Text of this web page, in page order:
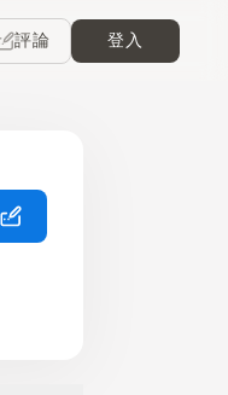
評論 登入